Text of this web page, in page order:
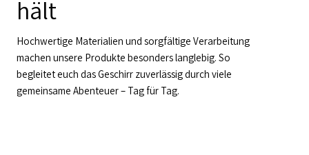
hält
Hochwertige Materialien und sorgfältige Verarbeitung
machen unsere Produkte besonders langlebig. So
begleitet euch das Geschirr zuverlässig durch viele
gemeinsame Abenteuer – Tag für Tag.